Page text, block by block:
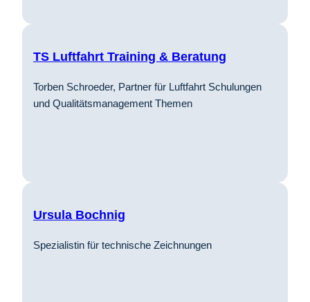
TS Luftfahrt Training & Beratung
Torben Schroeder, Partner für Luftfahrt Schulungen
und Qualitätsmanagement Themen
Ursula Bochnig
Spezialistin für technische Zeichnungen